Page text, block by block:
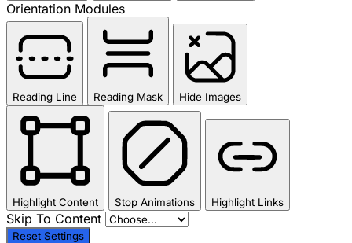
Orientation Modules
Reading Line Reading Mask Hide Images
Highlight Content Stop Animations Highlight Links
Skip To Content
Reset Settings